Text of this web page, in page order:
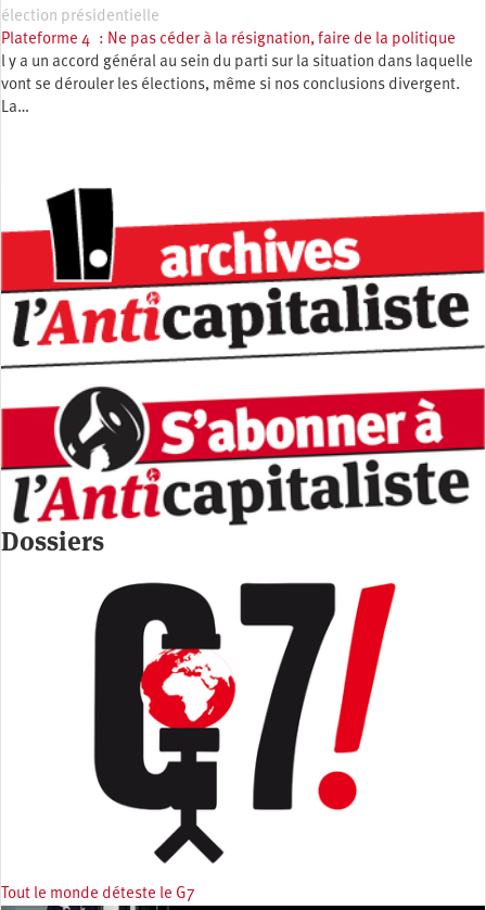
élection présidentielle
Plateforme 4 : Ne pas céder à la résignation, faire de la politique
l y a un accord général au sein du parti sur la situation dans laquelle
vont se dérouler les élections, même si nos conclusions divergent.
La…
Dossiers
Tout le monde déteste le G7